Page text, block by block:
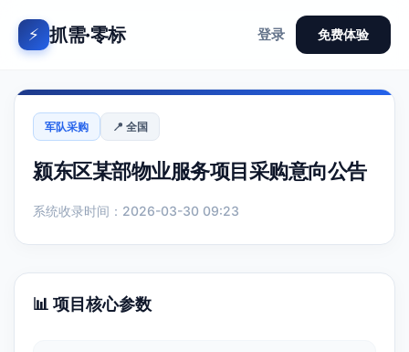
⚡ 抓需·零标 登录 免费体验
军队采购 📍 全国
颍东区某部物业服务项目采购意向公告
系统收录时间：2026-03-30 09:23
📊 项目核心参数